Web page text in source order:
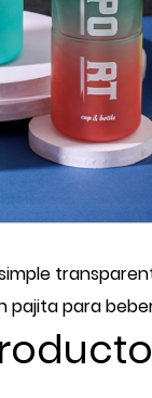
para